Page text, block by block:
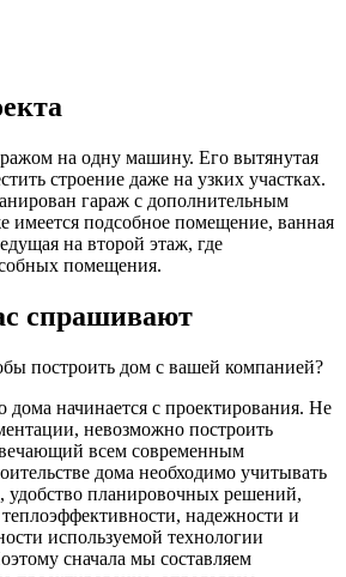
на одну машину. Его вытянутая
строение даже на узких участках.
гараж с дополнительным
имеется подсобное помещение, ванная
на второй этаж, где
помещения.
спрашивают
построить дом с вашей компанией?
дома начинается с проектирования. Не
невозможно построить
всем современным
дома необходимо учитывать
удобство планировочных решений,
надежности и
используемой технологии
сначала мы составляем